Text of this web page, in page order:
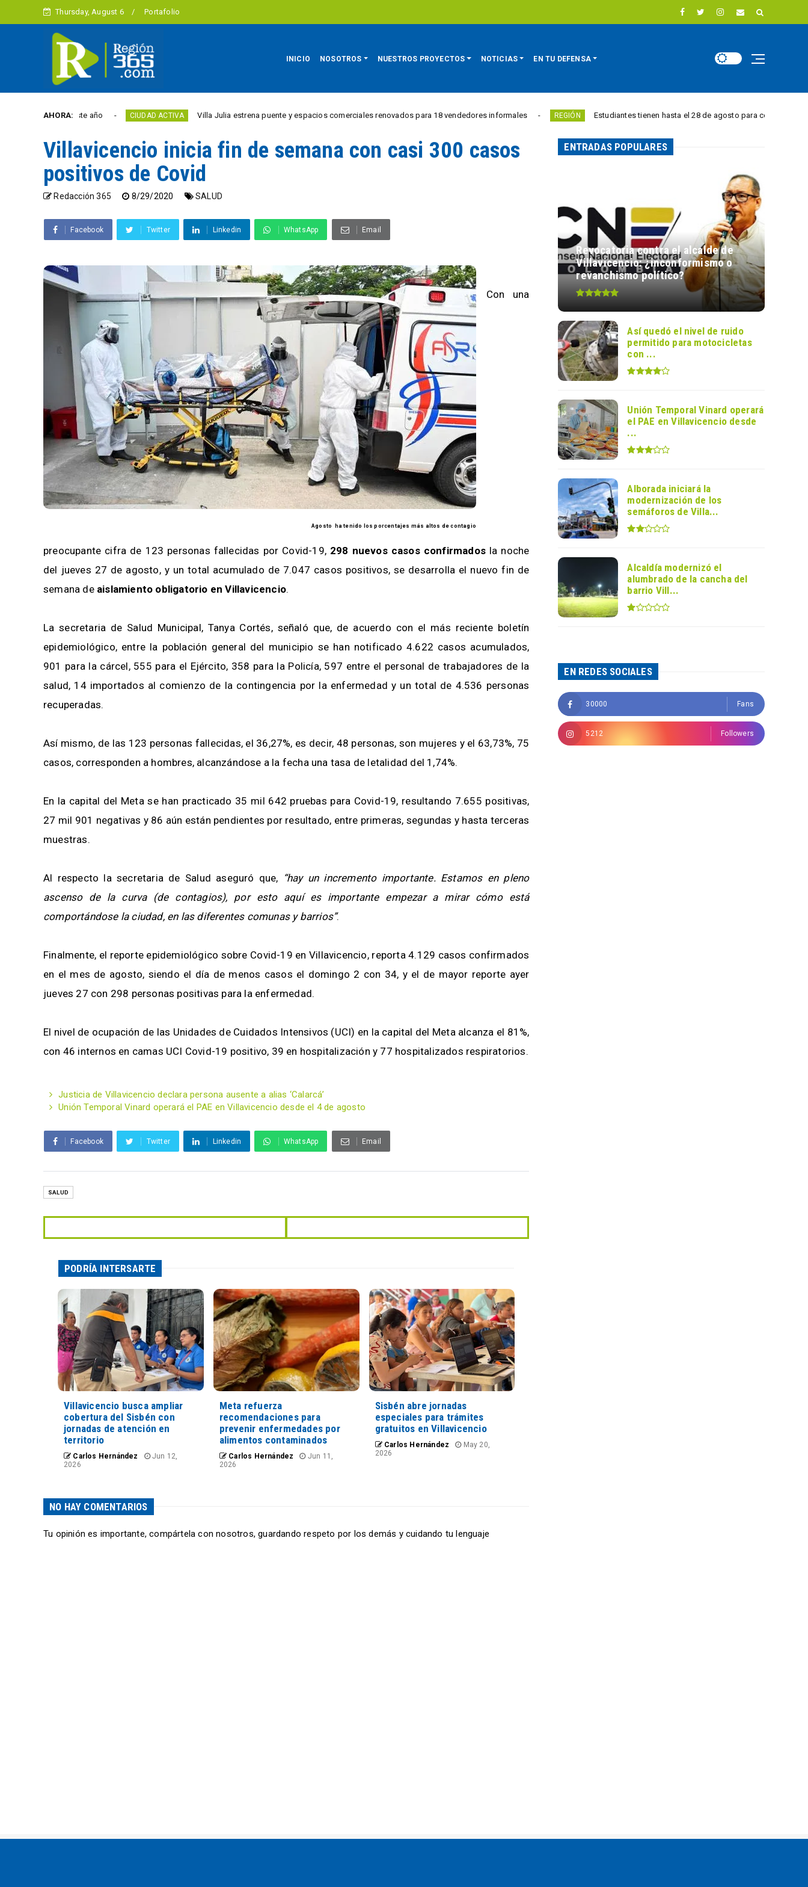
Thursday, August 6 Portafolio
INICIO NOSOTROS NUESTROS PROYECTOS NOTICIAS EN TU DEFENSA
AHORA:
este año CIUDAD ACTIVA Villa Julia estrena puente y espacios comerciales renovados para 18 vendedores informales REGIÓN Estudiantes tienen hasta el 28 de agosto para competir por 10.000
Villavicencio inicia fin de semana con casi 300 casos
positivos de Covid
Redacción 365 8/29/2020 SALUD
Facebook Twitter Linkedin WhatsApp Email
Agosto ha tenido los porcentajes más altos de contagio
Con una
preocupante cifra de 123 personas fallecidas por Covid-19, 298 nuevos casos confirmadosla noche
del jueves 27 de agosto, y un total acumulado de 7.047 casos positivos, se desarrolla el nuevo fin de
semana de aislamiento obligatorio en Villavicencio.
La secretaria de Salud Municipal, Tanya Cortés, señaló que, de acuerdo con el más reciente boletín
epidemiológico, entre la población general del municipio se han notificado 4.622 casos acumulados,
901 para la cárcel, 555 para el Ejército, 358 para la Policía, 597 entre el personal de trabajadores de la
salud, 14 importados al comienzo de la contingencia por la enfermedad y un total de 4.536 personas
recuperadas.
Así mismo, de las 123 personas fallecidas, el 36,27%, es decir, 48 personas, son mujeres y el 63,73%, 75
casos, corresponden a hombres, alcanzándose a la fecha una tasa de letalidad del 1,74%.
En la capital del Meta se han practicado 35 mil 642 pruebas para Covid-19, resultando 7.655 positivas,
27 mil 901 negativas y 86 aún están pendientes por resultado, entre primeras, segundas y hasta terceras
muestras.
Al respecto la secretaria de Salud aseguró que, “hay un incremento importante. Estamos en pleno
ascenso de la curva (de contagios), por esto aquí es importante empezar a mirar cómo está
comportándose la ciudad, en las diferentes comunas y barrios”.
Finalmente, el reporte epidemiológico sobre Covid-19 en Villavicencio, reporta 4.129 casos confirmados
en el mes de agosto, siendo el día de menos casos el domingo 2 con 34, y el de mayor reporte ayer
jueves 27 con 298 personas positivas para la enfermedad.
El nivel de ocupación de las Unidades de Cuidados Intensivos (UCI) en la capital del Meta alcanza el 81%,
con 46 internos en camas UCI Covid-19 positivo, 39 en hospitalización y 77 hospitalizados respiratorios.
Justicia de Villavicencio declara persona ausente a alias ‘Calarcá’
Unión Temporal Vinard operará el PAE en Villavicencio desde el 4 de agosto
Facebook Twitter Linkedin WhatsApp Email
SALUD
PODRÍA INTERSARTE
Villavicencio busca ampliar
cobertura del Sisbén con
jornadas de atención en
territorio
Carlos Hernández
Jun 12,
2026
Meta refuerza
recomendaciones para
prevenir enfermedades por
alimentos contaminados
Carlos Hernández
Jun 11,
2026
Sisbén abre jornadas
especiales para trámites
gratuitos en Villavicencio
Carlos Hernández
May 20,
2026
NO HAY COMENTARIOS
Tu opinión es importante, compártela con nosotros, guardando respeto por los demás y cuidando tu lenguaje
ENTRADAS POPULARES
Revocatoria contra el alcalde de
Villavicencio: ¿inconformismo o
revanchismo político?
Así quedó el nivel de ruido
permitido para motocicletas
con ...
Unión Temporal Vinard operará
el PAE en Villavicencio desde
...
Alborada iniciará la
modernización de los
semáforos de Villa...
Alcaldía modernizó el
alumbrado de la cancha del
barrio Vill...
EN REDES SOCIALES
30000 Fans
5212 Followers